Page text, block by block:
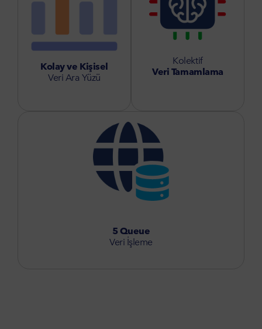
Kolektif
Veri Tamamlama
Kolay ve Kişisel
Veri Ara Yüzü
5 Queue
Veri İşleme